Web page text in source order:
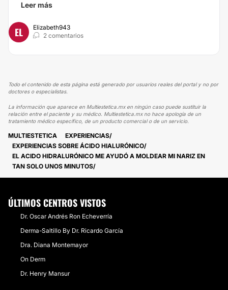
Leer más
EL
Elizabeth943
2 comentarios
Todo el contenido de esta página está generado por usuarios reales del portal y no por
doctores o especialistas.
La información que aparece en Multiestetica.mx en ningún caso puede sustituir la
relación entre el paciente y su médico. Multiestetica.mx no hace apología de un
tratamiento médico específico, de un producto comercial o de un servicio.
MULTIESTETICA
EXPERIENCIAS
EXPERIENCIAS SOBRE ÁCIDO HIALURÓNICO
EL ACIDO HIDRALURÓNICO ME AYUDÓ A MOLDEAR MI NARIZ EN
TAN SOLO UNOS MINUTOS
ÚLTIMOS CENTROS VISTOS
Dr. Oscar Andrés Ron Echeverría
Derma-Saltillo By Dr. Ricardo García
Dra. Diana Montemayor
On Derm
Dr. Henry Mansur